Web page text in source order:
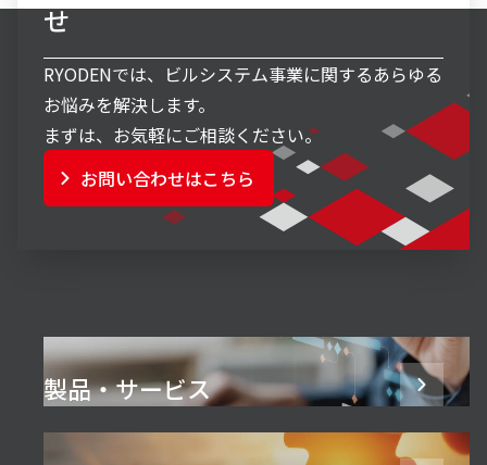
せ
RYODENでは、ビルシステム事業に関するあらゆる
お悩みを解決します。
まずは、お気軽にご相談ください。
お問い合わせはこちら
製品・サービス